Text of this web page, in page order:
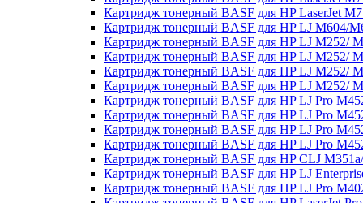
Картридж тонерный BASF для HP LaserJet
Картридж тонерный BASF для HP LJ M604/
Картридж тонерный BASF для HP LJ M252/
Картридж тонерный BASF для HP LJ M252/
Картридж тонерный BASF для HP LJ M252/
Картридж тонерный BASF для HP LJ M252/
Картридж тонерный BASF для HP LJ Pro
Картридж тонерный BASF для HP LJ Pro
Картридж тонерный BASF для HP LJ Pro
Картридж тонерный BASF для HP LJ Pro
Картридж тонерный BASF для HP CLJ
Картридж тонерный BASF для HP LJ
Картридж тонерный BASF для HP LJ Pro